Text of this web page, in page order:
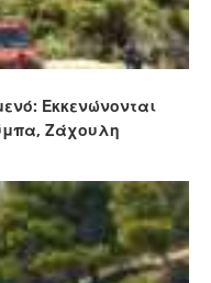
Εκκενώνονται
Ζάχουλη